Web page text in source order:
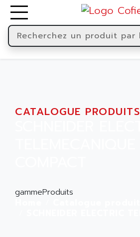
CATALOGUE PRODUITS
gammeProduits